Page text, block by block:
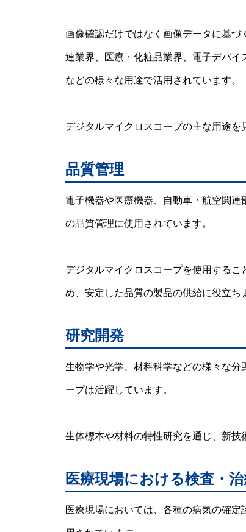
画像確認だけではなく画像データに基
連業界、医療・化粧品業界、電子デバ
などの様々な用途で活用されています。
デジタルマイクロスコープの主な用途を
品質管理
電子機器や医療機器、自動車・航空関
の品質管理に使用されています。
デジタルマイクロスコープを使用する
め、安定した品質の製品の供給に役立ち
研究開発
生物学や光学、材料科学などの様々な
ープは活躍しています。
生体標本や材料の特性研究を通じ、新技
医療現場における検査・
医療現場においては、各種の病気の確